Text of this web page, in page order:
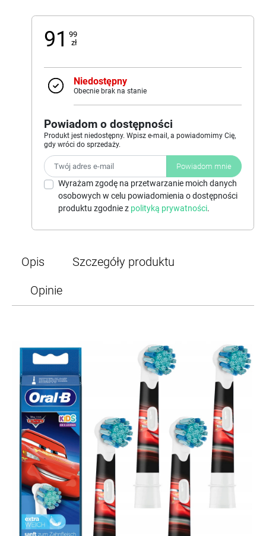
91 99
zł
Niedostępny
Obecnie brak na stanie
Powiadom o dostępności
Produkt jest niedostępny. Wpisz e-mail, a powiadomimy Cię,
gdy wróci do sprzedaży.
Powiadom mnie
Wyrażam zgodę na przetwarzanie moich danych
osobowych w celu powiadomienia o dostępności
produktu zgodnie z polityką prywatności.
Opis
Szczegóły produktu
Opinie